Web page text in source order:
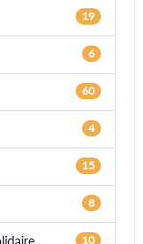
19
6
60
4
15
8
10